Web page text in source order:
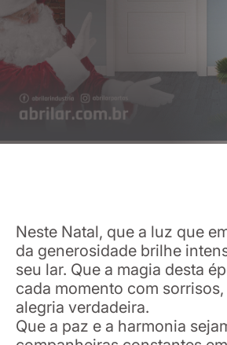
Neste Natal, que a luz que
da generosidade brilhe
seu lar. Que a magia desta
cada momento com
alegria verdadeira.
Que a paz e a harmonia